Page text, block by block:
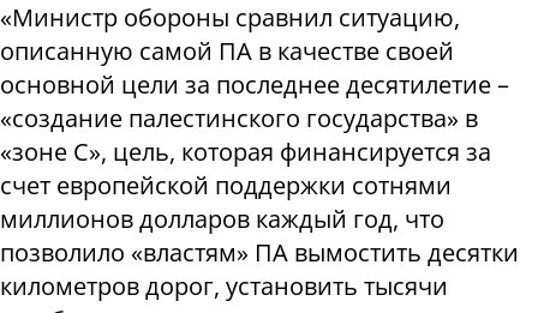
«Министр обороны сравнил ситуацию,
описанную самой ПА в качестве своей
основной цели за последнее десятилетие –
«создание палестинского государства» в
«зоне C», цель, которая финансируется за
счет европейской поддержки сотнями
миллионов долларов каждый год, что
позволило «властям» ПА вымостить десятки
километров дорог, установить тысячи